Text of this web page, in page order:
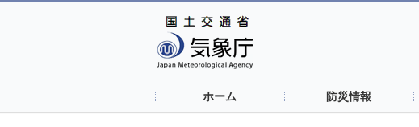
ホーム 防災情報